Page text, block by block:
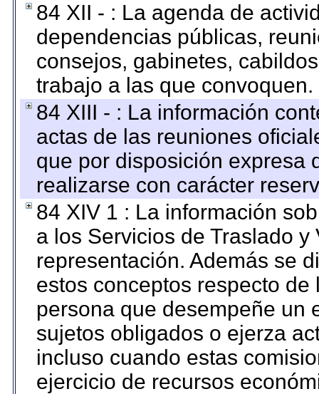
84 XII - : La agenda de
dependencias públicas,
consejos, gabinetes,
trabajo a las que convoquen.
84 XIII - : La información
actas de las reuniones
que por disposición expresa
realizarse con carácter
84 XIV 1 : La información
a los Servicios de Traslado
representación. Además se
estos conceptos respecto
persona que desempeñe un
sujetos obligados o ejerza
incluso cuando estas
ejercicio de recursos